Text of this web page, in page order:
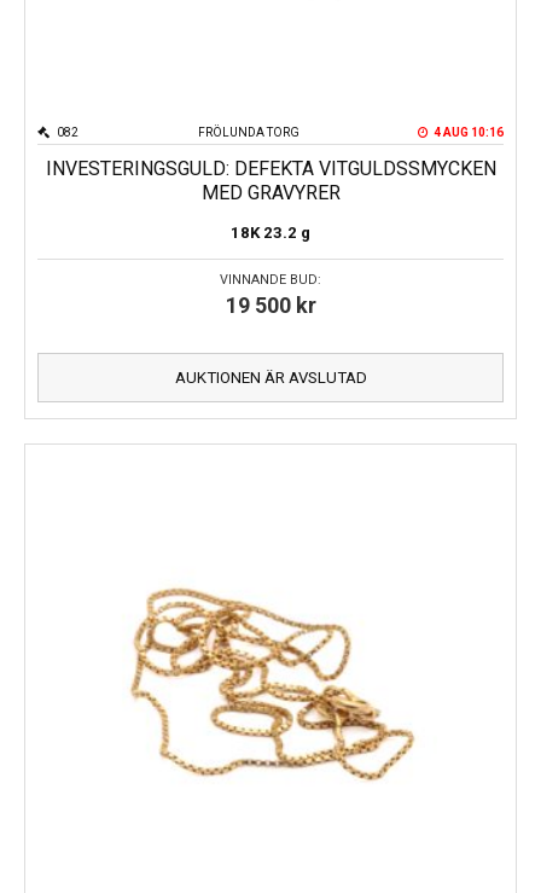
FRÖLUNDA TORG
082 4 AUG 10:16
INVESTERINGSGULD: DEFEKTA VITGULDSSMYCKEN
MED GRAVYRER
18K 23.2 g
VINNANDE BUD:
19 500 kr
AUKTIONEN ÄR AVSLUTAD